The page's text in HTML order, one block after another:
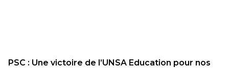
PSC : Une victoire de l’UNSA Education pour nos